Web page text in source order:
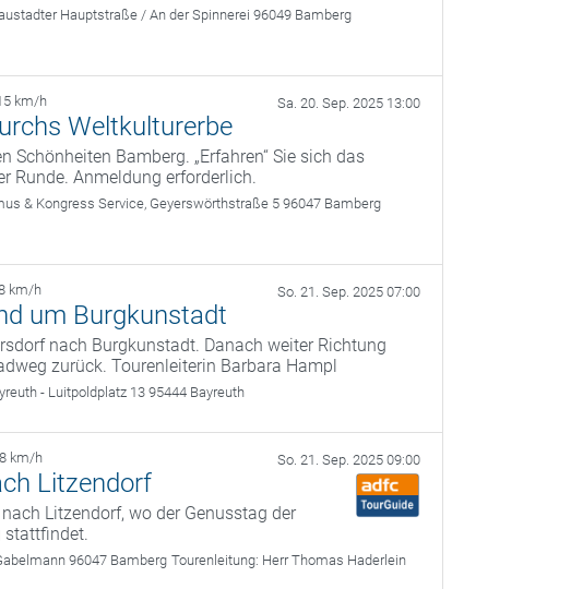
Hauptstraße / An der Spinnerei 96049 Bamberg
km/h Sa. 20. Sep. 2025 13:00
Weltkulturerbe
Schönheiten Bamberg. „Erfahren“ Sie sich das
Runde. Anmeldung erforderlich.
& Kongress Service, Geyerswörthstraße 5 96047 Bamberg
km/h So. 21. Sep. 2025 07:00
um Burgkunstadt
nach Burgkunstadt. Danach weiter Richtung
zurück. Tourenleiterin Barbara Hampl
- Luitpoldplatz 13 95444 Bayreuth
km/h So. 21. Sep. 2025 09:00
Litzendorf
Litzendorf, wo der Genusstag der
stattfindet.
96047 Bamberg Tourenleitung: Herr Thomas Haderlein